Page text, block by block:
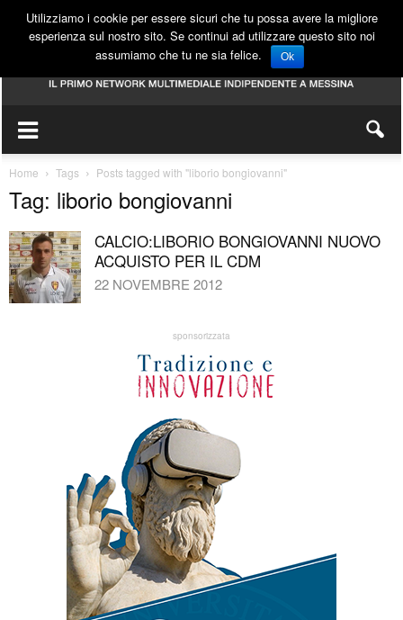
Home Tags Posts tagged with "liborio bongiovanni"
Tag: liborio bongiovanni
CALCIO:LIBORIO BONGIOVANNI NUOVO
ACQUISTO PER IL CDM
22 NOVEMBRE 2012
sponsorizzata
Utilizziamo i cookie per essere sicuri che tu possa avere la migliore
esperienza sul nostro sito. Se continui ad utilizzare questo sito noi
assumiamo che tu ne sia felice.
Ok